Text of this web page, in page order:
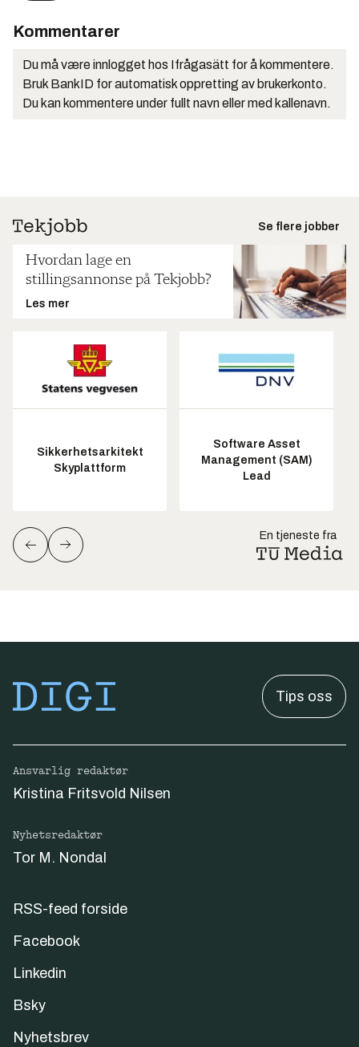
Kommentarer
Du må være innlogget hos Ifrågasätt for å kommentere.
Bruk BankID for automatisk oppretting av brukerkonto.
Du kan kommentere under fullt navn eller med kallenavn.
Se flere jobber
Hvordan lage en
stillingsannonse på Tekjobb?
Les mer
Sikkerhetsarkitekt
Skyplattform
Software Asset
Management (SAM)
Lead
En tjeneste fra
Tips oss
Ansvarlig redaktør
Kristina Fritsvold Nilsen
Nyhetsredaktør
Tor M. Nondal
RSS-feed forside
Facebook
Linkedin
Bsky
Nyhetsbrev